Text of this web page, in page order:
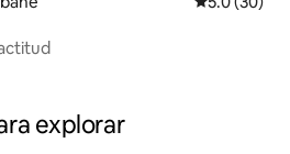
explorar